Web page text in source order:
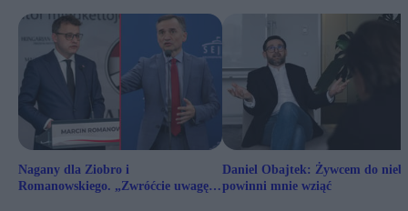
Nagany dla Ziobro i
Romanowskiego. „Zwróćcie uwagę
Daniel Obajtek: Żywcem do
powinni mnie wziąć